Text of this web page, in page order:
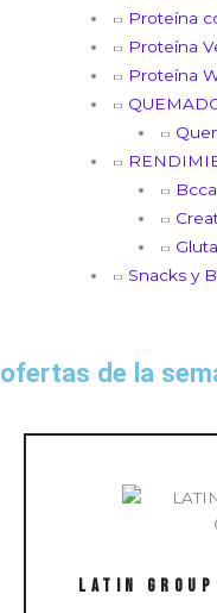
Proteína
Proteína
Proteína
Snacks y
ofertas de la
LATIN